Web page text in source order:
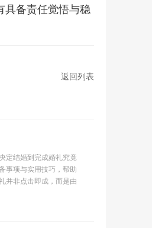
具备责任觉悟与稳
返回列表
定结婚到完成婚礼究竟
事项与实用技巧，帮助
并非点击即成，而是由